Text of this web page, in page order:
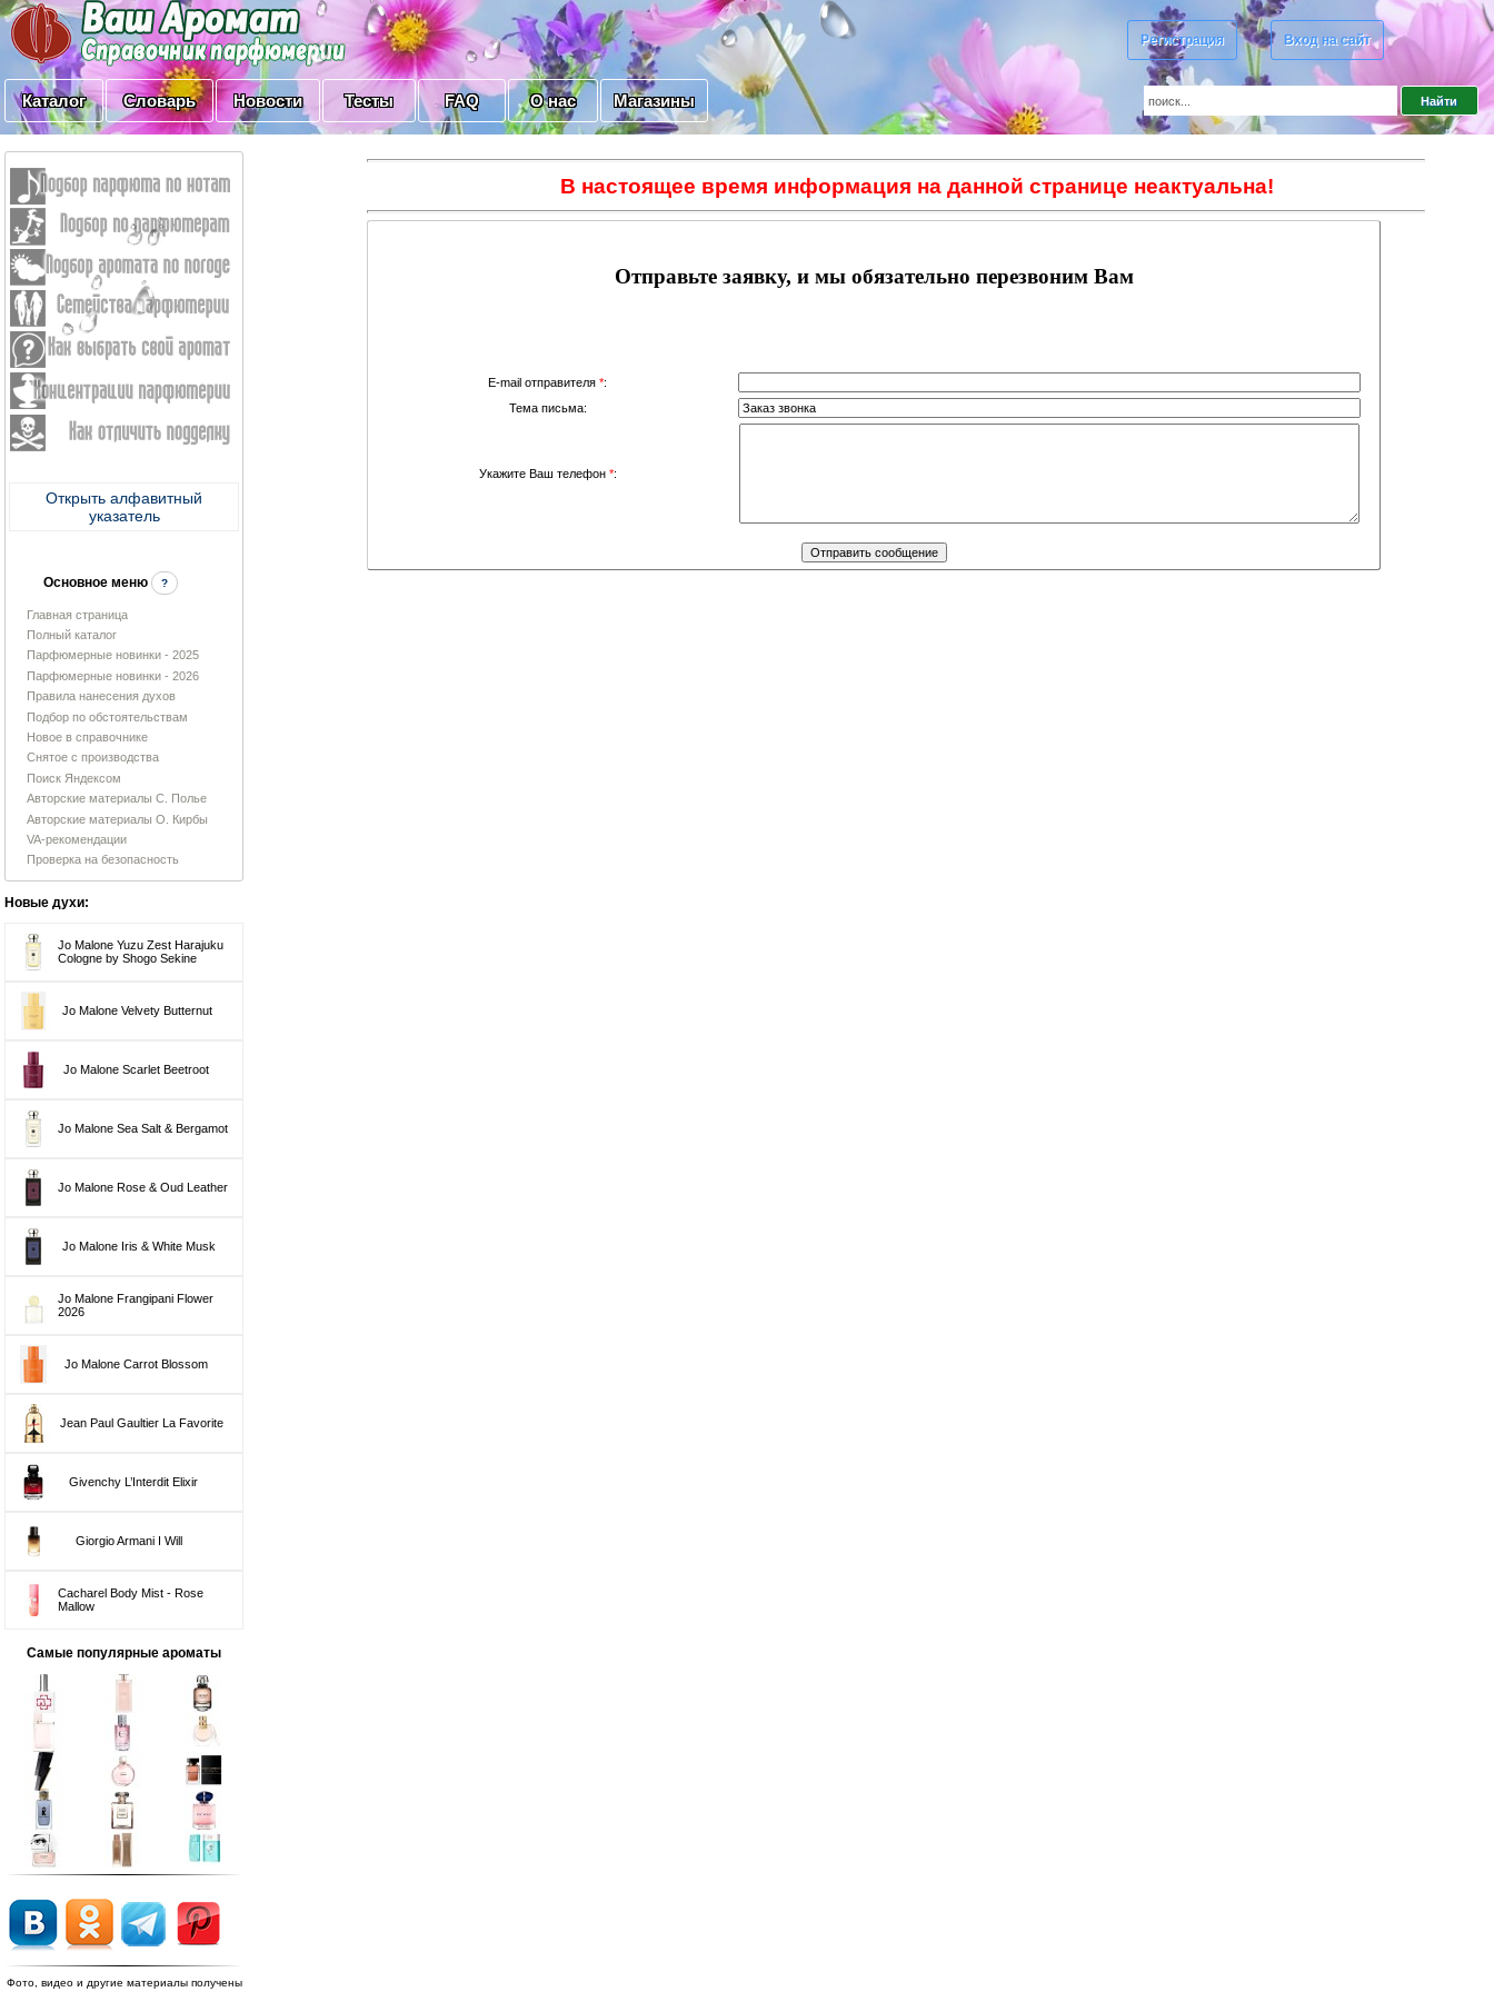
Регистрация Вход на сайт
Каталог Словарь Новости Тесты FAQ О нас Магазины
Открыть алфавитный
указатель
Основное меню ?
Главная страница
Полный каталог
Парфюмерные новинки - 2025
Парфюмерные новинки - 2026
Правила нанесения духов
Подбор по обстоятельствам
Новое в справочнике
Снятое с производства
Поиск Яндексом
Авторские материалы С. Полье
Авторские материалы О. Кирбы
VA-рекомендации
Проверка на безопасность
Новые духи:
Jo Malone Yuzu Zest Harajuku
Cologne by Shogo Sekine
Jo Malone Velvety Butternut
Jo Malone Scarlet Beetroot
Jo Malone Sea Salt & Bergamot
Jo Malone Rose & Oud Leather
Jo Malone Iris & White Musk
Jo Malone Frangipani Flower
2026
Jo Malone Carrot Blossom
Jean Paul Gaultier La Favorite
Givenchy L’Interdit Elixir
Giorgio Armani I Will
Cacharel Body Mist - Rose
Mallow
Самые популярные ароматы
Фото, видео и другие материалы получены
В настоящее время информация на данной странице неактуальна!
Отправьте заявку, и мы обязательно перезвоним Вам
E-mail отправителя *:
Тема письма:
Укажите Ваш телефон *: